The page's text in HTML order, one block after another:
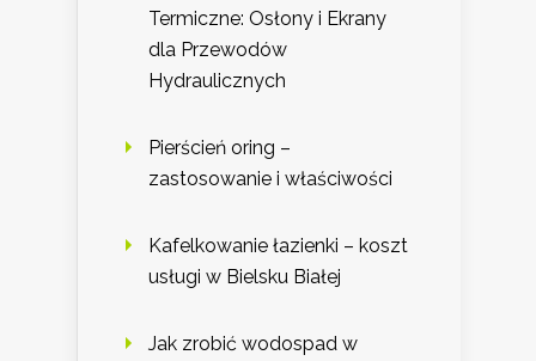
Termiczne: Osłony i Ekrany
dla Przewodów
Hydraulicznych
Pierścień oring –
zastosowanie i właściwości
Kafelkowanie łazienki – koszt
usługi w Bielsku Białej
Jak zrobić wodospad w